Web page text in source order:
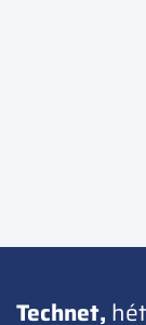
Technet,